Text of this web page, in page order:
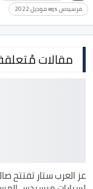
مرسيدس eqs موديل 2022
مقالات
عز العرب ستار تفتتح